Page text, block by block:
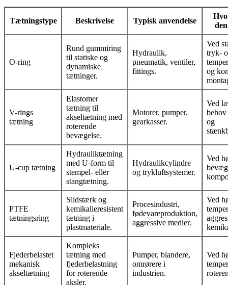
Tætningstype Beskrivelse Typisk anvendelse
O-ring
Rund gummiring
til statiske og
dynamiske
tætninger.
Hydraulik,
pneumatik, ventiler,
fittings.
Ved
tryk-
og
V-rings
tætning
Elastomer
tætning til
akseltætning med
roterende
bevægelse.
Motorer, pumper,
gearkasser.
Ved
og
U-cup tætning
Hydrauliktætning
med U-form til
stempel- eller
stangtætning.
Hydraulikcylindre
og trykluftsystemer.
Ved
PTFE
tætningsring
Slidstærk og
kemikalieresistent
tætning i
plastmateriale.
Procesindustri,
fødevareproduktion,
aggressive medier.
Ved
Fjederbelastet
mekanisk
akseltætning
Kompleks
tætning med
fjederbelastning
for roterende
aksler.
Pumper, blandere,
omrørere i
industrien.
Ved